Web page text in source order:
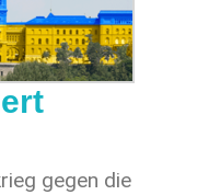
gegen die